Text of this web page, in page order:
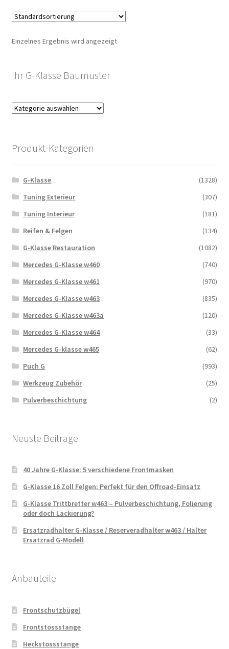
Einzelnes Ergebnis wird angezeigt
Ihr G-Klasse Baumuster
Produkt-Kategorien
G-Klasse
(1328)
Tuning Exterieur
(307)
Tuning Interieur
(181)
Reifen & Felgen
(134)
G-Klasse Restauration
(1082)
Mercedes G-Klasse w460
(740)
Mercedes G-Klasse w461
(970)
Mercedes G-Klasse w463
(835)
Mercedes G-Klasse w463a
(120)
Mercedes G-Klasse w464
(33)
Mercedes G-klasse w465
(62)
Puch G
(993)
Werkzeug Zubehör
(25)
Pulverbeschichtung
(2)
Neuste Beitrage
40 Jahre G-Klasse: 5 verschiedene Frontmasken
G-Klasse 16 Zoll Felgen: Perfekt für den Offroad-Einsatz
G-Klasse Trittbretter w463 – Pulverbeschichtung, Folierung
oder doch Lackierung?
Ersatzradhalter G-Klasse / Reserveradhalter w463 / Halter
Ersatzrad G-Modell
Anbauteile
Frontschutzbügel
Frontstossstange
Heckstossstange